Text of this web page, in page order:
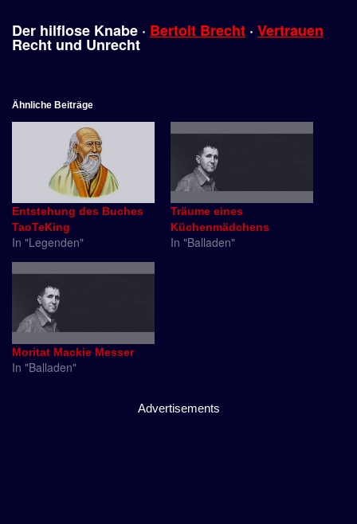
Der hilflose Knabe · Bertolt Brecht · Vertrauen
Recht und Unrecht
Ähnliche Beiträge
Entstehung des Buches
TaoTeKing
In "Legenden"
Träume eines
Küchenmädchens
In "Balladen"
Moritat Mackie Messer
In "Balladen"
Advertisements